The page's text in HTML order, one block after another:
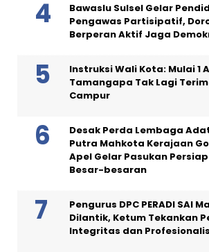
Bawaslu Sulsel Gelar
Pengawas Partisipatif,
Berperan Aktif Jaga
Instruksi Wali Kota: Mulai 1
Tamangapa Tak Lagi
Campur
Desak Perda Lembaga
Putra Mahkota Kerajaan
Apel Gelar Pasukan
Besar-besaran
Pengurus DPC PERADI SAI
Dilantik, Ketum Tekankan
Integritas dan